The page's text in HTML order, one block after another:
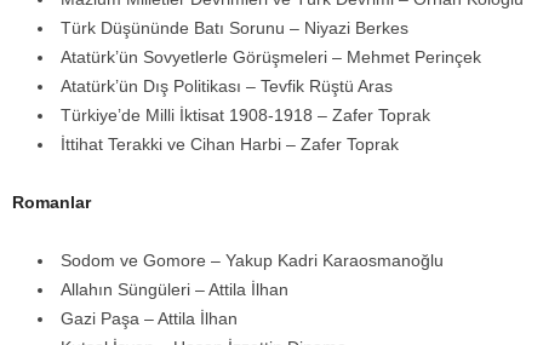
Türk Düşününde Batı Sorunu – Niyazi Berkes
Atatürk’ün Sovyetlerle Görüşmeleri – Mehmet Perinçek
Atatürk’ün Dış Politikası – Tevfik Rüştü Aras
Türkiye’de Milli İktisat 1908-1918 – Zafer Toprak
İttihat Terakki ve Cihan Harbi – Zafer Toprak
Romanlar
Sodom ve Gomore – Yakup Kadri Karaosmanoğlu
Allahın Süngüleri – Attila İlhan
Gazi Paşa – Attila İlhan